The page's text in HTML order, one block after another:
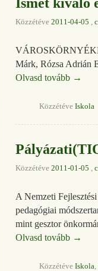
Ismét kiváló
Közzétéve 2011-04-05 ,
VÁROSKÖRNYÉKI
Márk, Rózsa Adrián
Olvasd tovább →
Közzétéve Iskola
Közzétéve 2011-01-05
A Nemzeti
pedagógiai
mint gesztor
Olvasd tovább →
Közzétéve Iskola